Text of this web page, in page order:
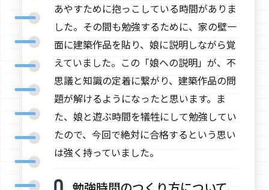
あやすために抱っこしている時間がありま
した。その間も勉強するために、家の壁一
面に建築作品を貼り、娘に説明しながら覚
えていました。この「娘への説明」が、不
思議と知識の定着に繋がり、建築作品の問
題が解けるようになったと思います。ま
た、娘と遊ぶ時間を犠牲にして勉強してい
たので、今回で絶対に合格するという思い
は強く持っていました。